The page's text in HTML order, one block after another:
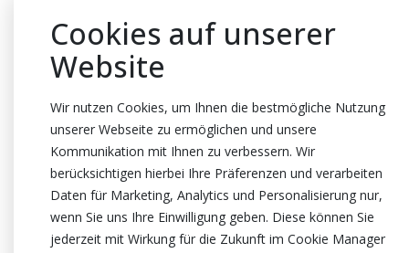
Cookies auf unserer
Website
Wir nutzen Cookies, um Ihnen die bestmögliche Nutzung
unserer Webseite zu ermöglichen und unsere
Kommunikation mit Ihnen zu verbessern. Wir
berücksichtigen hierbei Ihre Präferenzen und verarbeiten
Daten für Marketing, Analytics und Personalisierung nur,
wenn Sie uns Ihre Einwilligung geben. Diese können Sie
jederzeit mit Wirkung für die Zukunft im Cookie Manager